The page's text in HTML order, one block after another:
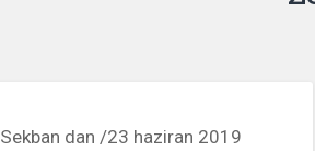
dan /23 haziran 2019